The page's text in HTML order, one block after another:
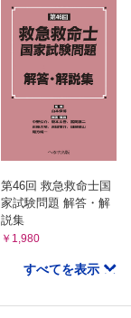
第46回 救急救命士国
家試験問題 解答・解
説集
￥1,980
すべてを表示